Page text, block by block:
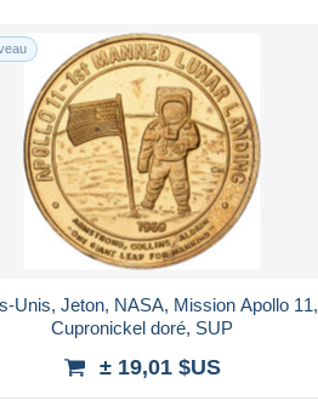
Unis, Jeton, NASA, Mission Apollo 11,
Cupronickel doré, SUP
± 19,01 $US